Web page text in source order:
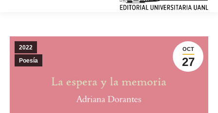
OCT
27
2022
Poesía